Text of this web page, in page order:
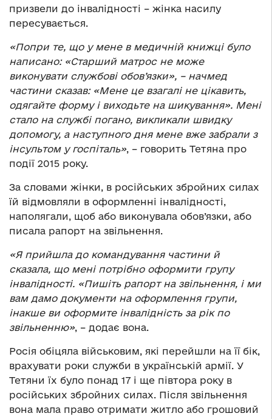
призвели до інвалідності – жінка насилу
пересувається.
«Попри те, що у мене в медичній книжці було
написано: «Старший матрос не може
виконувати службові обов’язки», – начмед
частини сказав: «Мене це взагалі не цікавить,
одягайте форму і виходьте на шикування». Мені
стало на службі погано, викликали швидку
допомогу, а наступного дня мене вже забрали з
інсультом у госпіталь», – говорить Тетяна про
події 2015 року.
За словами жінки, в російських збройних силах
їй відмовляли в оформленні інвалідності,
наполягали, щоб або виконувала обов’язки, або
писала рапорт на звільнення.
«Я прийшла до командування частини й
сказала, що мені потрібно оформити групу
інвалідності. «Пишіть рапорт на звільнення, і ми
вам дамо документи на оформлення групи,
інакше ви оформите інвалідність за рік по
звільненню», – додає вона.
Росія обіцяла військовим, які перейшли на її бік,
врахувати роки служби в українській армії. У
Тетяни їх було понад 17 і ще півтора року в
російських збройних силах. Після звільнення
вона мала право отримати житло або грошовий